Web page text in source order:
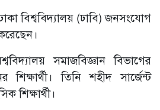
বিশ্ববিদ্যালয় (ঢাবি) জনসংযোগ
সমাজবিজ্ঞান বিভাগের
তিনি শহীদ সার্জেন্ট
শিক্ষার্থী।